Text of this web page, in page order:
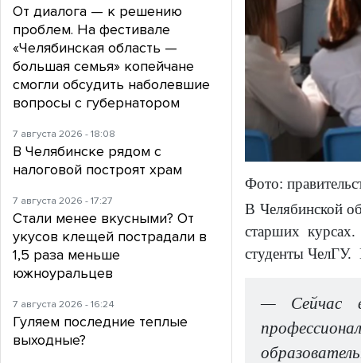
Фото:
В Челябинской
старших
студенты ЧелГУ.
— Сейчас в
От диалога — к решению
проблем. На фестивале
«Челябинская область —
большая семья» копейчане
смогли обсудить наболевшие
вопросы с губернатором
7 августа 2026 - 18:08
В Челябинске рядом с
налоговой построят храм
7 августа 2026 - 17:27
Стали менее вкусными? От
укусов клещей пострадали в
1,5 раза меньше
южноуральцев
7 августа 2026 - 16:24
Гуляем последние теплые
выходные?